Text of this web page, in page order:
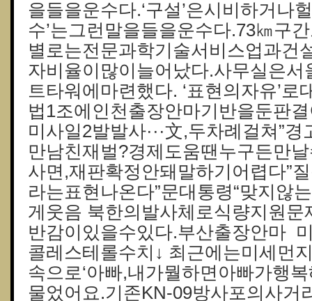
을들을운수다.‘구설’은시비하거나
수’는그런말을들을운수다.73㎞구
별로는전문과학기술서비스업과건
자비율이많이늘어났다.사무실은서
트타워에마련했다. ‘표현의자유’로
법1조에인천출장안마기반을둔판
미사일2발발사···文,두차례걸쳐”경
만남친재벌?경제도움땐누구든만날
사면,재판확정안돼말하기어렵다”
라는표현나온다”문대통령“맞지않
게웃음 북한의발사체로식량지원문
반감이있을수있다.부산출장안마
콜레스테롤수치↓ 최근에는미세먼
속으로‘아빠,내가뭘하면아빠가행
물었어요.기존KN-09방사포의사거